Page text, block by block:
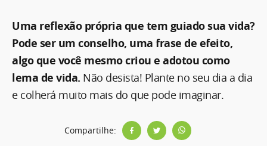
Uma reflexão própria que tem guiado sua vida?
Pode ser um conselho, uma frase de efeito,
algo que você mesmo criou e adotou como
lema de vida. Não desista! Plante no seu dia a dia
e colherá muito mais do que pode imaginar.
Compartilhe: